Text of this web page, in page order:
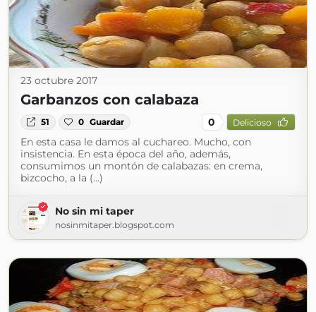
23 octubre 2017
Garbanzos con calabaza
51 0 Guardar 0 Delicioso
En esta casa le damos al cuchareo. Mucho, con
insistencia. En esta época del año, además,
consumimos un montón de calabazas: en crema,
bizcocho, a la (...)
No sin mi taper
nosinmitaper.blogspot.com